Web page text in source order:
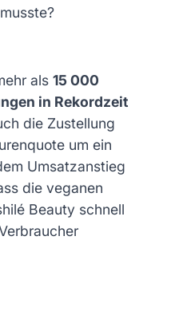
als15 000
in Rekordzeit
die Zustellung
um ein
Umsatzanstieg
die veganen
Beauty schnell